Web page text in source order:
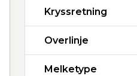
Kryssretning
Overlinje
Melketype